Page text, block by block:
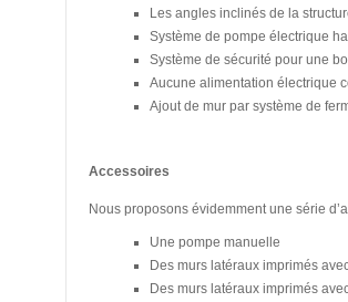
Les angles inclinés de la
Système de pompe électrique
Système de sécurité pour une
Aucune alimentation électrique
Ajout de mur par système de
Accessoires
Nous proposons évidemment une série
Une pompe manuelle
Des murs latéraux imprimés
Des murs latéraux imprimés